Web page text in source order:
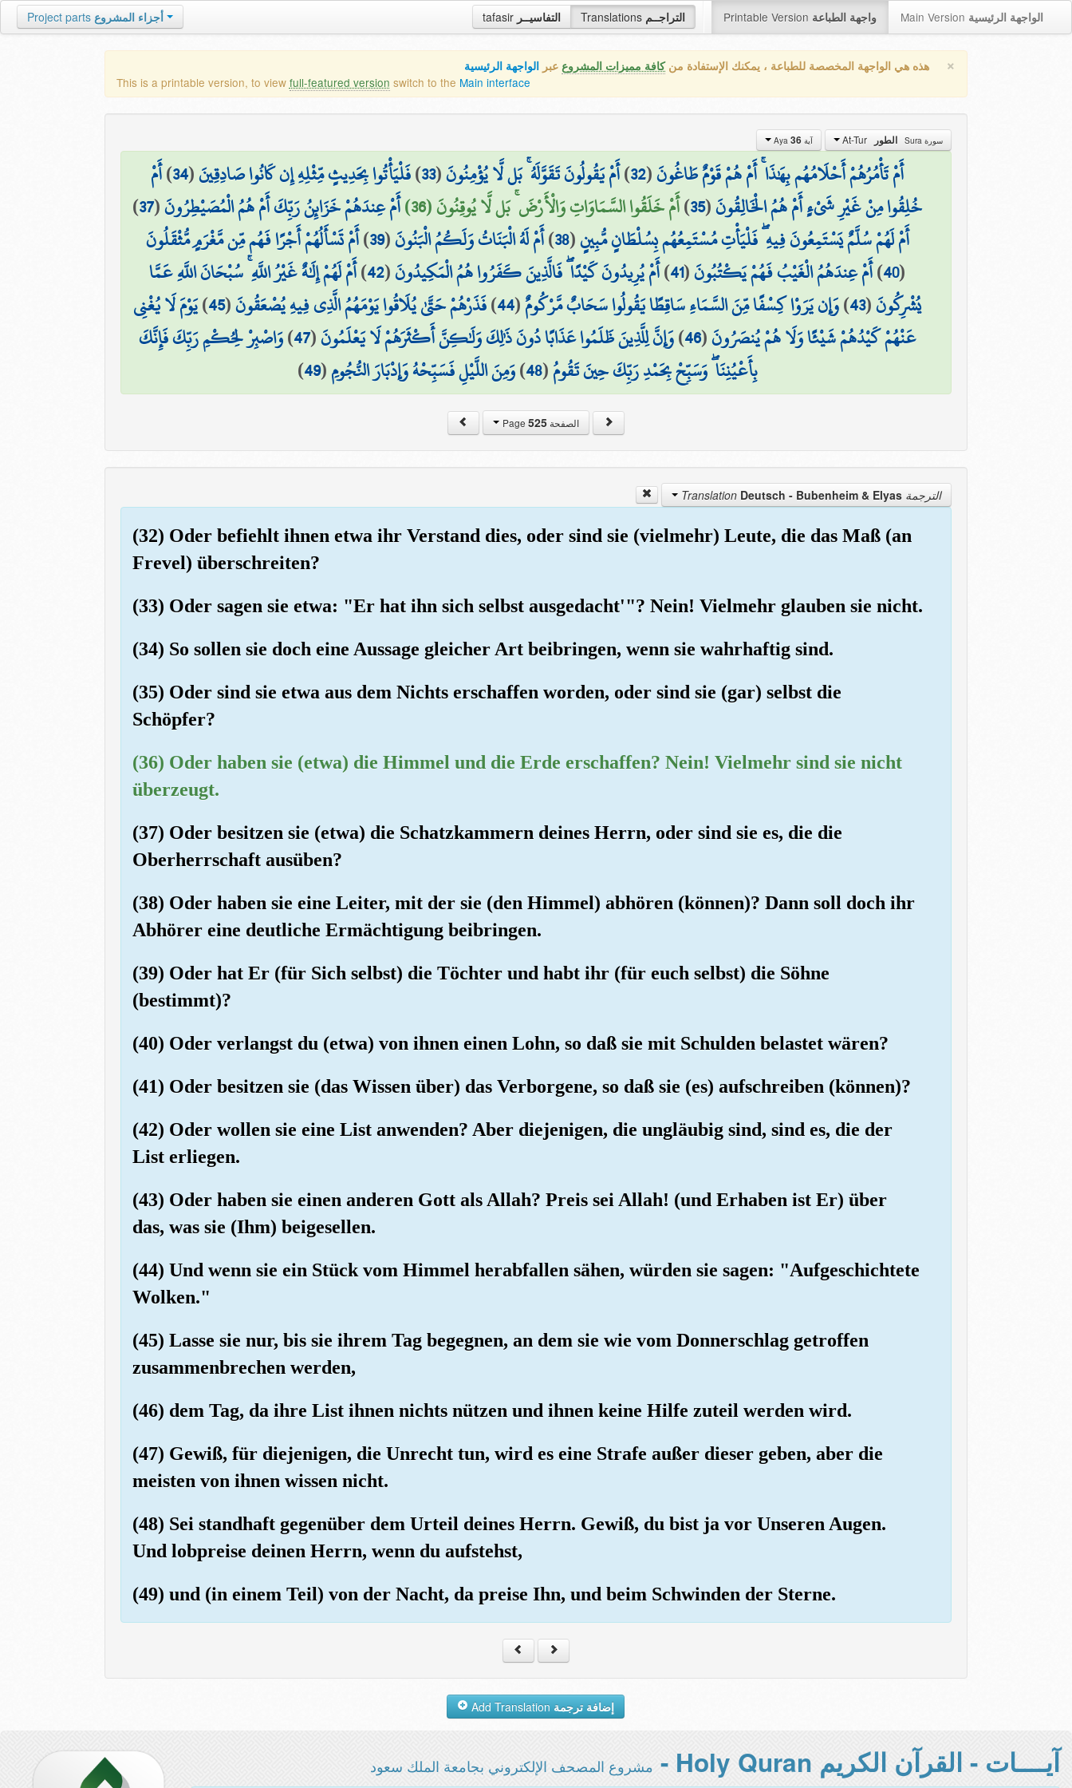
tafasir التفاسيــر Translations التراجــم Printable Version واجهة الطباعة Main Version الواجهة الرئيسية Project parts أجزاء المشروع
× هذه هي الواجهة المخصصة للطباعة ، يمكنك الإستفادة منكافة مميزات المشروع عبر الواجهة الرئيسية
This is a printable version, to view full-featured version switch to the Main interface
سورة Sura الطور آية Aya 36
أَمْ تَأْمُرُهُمْ أَحْلَامُهُم بِهَٰذَا ۚ أَمْ هُمْ قَوْمٌ طَاغُونَ(
32
)أَمْ يَقُولُونَ تَقَوَّلَهُ ۚ بَل لَّا يُؤْمِنُونَ(
33
)فَلْيَأْتُوا بِحَدِيثٍ مِّثْلِهِ إِن كَانُوا صَادِقِينَ(
34
)أَمْ
خُلِقُوا مِنْ غَيْرِ شَيْءٍ أَمْ هُمُ الْخَالِقُونَ(
35
)أَمْ خَلَقُوا السَّمَاوَاتِ وَالْأَرْضَ ۚ بَل لَّا يُوقِنُونَ (36) أَمْ عِندَهُمْ خَزَائِنُ رَبِّكَ أَمْ هُمُ الْمُصَيْطِرُونَ(
37
)
أَمْ لَهُمْ سُلَّمٌ يَسْتَمِعُونَ فِيهِ ۖ فَلْيَأْتِ مُسْتَمِعُهُم بِسُلْطَانٍ مُّبِينٍ(
38
)أَمْ لَهُ الْبَنَاتُ وَلَكُمُ الْبَنُونَ(
39
)أَمْ تَسْأَلُهُمْ أَجْرًا فَهُم مِّن مَّغْرَمٍ مُّثْقَلُونَ
(
40
)أَمْ عِندَهُمُ الْغَيْبُ فَهُمْ يَكْتُبُونَ(
41
)أَمْ يُرِيدُونَ كَيْدًا ۖ فَالَّذِينَ كَفَرُوا هُمُ الْمَكِيدُونَ(
42
)أَمْ لَهُمْ إِلَٰهٌ غَيْرُ اللَّهِ ۚ سُبْحَانَ اللَّهِ عَمَّا
يُشْرِكُونَ(
43
)وَإِن يَرَوْا كِسْفًا مِّنَ السَّمَاءِ سَاقِطًا يَقُولُوا سَحَابٌ مَّرْكُومٌ(
44
)فَذَرْهُمْ حَتَّىٰ يُلَاقُوا يَوْمَهُمُ الَّذِي فِيهِ يُصْعَقُونَ(
45
)يَوْمَ لَا يُغْنِي
عَنْهُمْ كَيْدُهُمْ شَيْئًا وَلَا هُمْ يُنصَرُونَ(
46
)وَإِنَّ لِلَّذِينَ ظَلَمُوا عَذَابًا دُونَ ذَٰلِكَ وَلَٰكِنَّ أَكْثَرَهُمْ لَا يَعْلَمُونَ(
47
)وَاصْبِرْ لِحُكْمِ رَبِّكَ فَإِنَّكَ
بِأَعْيُنِنَا ۖ وَسَبِّحْ بِحَمْدِ رَبِّكَ حِينَ تَقُومُ(
48
)وَمِنَ اللَّيْلِ فَسَبِّحْهُ وَإِدْبَارَ النُّجُومِ(
49
)
الصفحة Page525
الترجمة Translation Deutsch - Bubenheim & Elyas
(32) Oder befiehlt ihnen etwa ihr Verstand dies, oder sind sie (vielmehr) Leute, die das Maß (an
Frevel) überschreiten?
(33) Oder sagen sie etwa: "Er hat ihn sich selbst ausgedacht'"? Nein! Vielmehr glauben sie nicht.
(34) So sollen sie doch eine Aussage gleicher Art beibringen, wenn sie wahrhaftig sind.
(35) Oder sind sie etwa aus dem Nichts erschaffen worden, oder sind sie (gar) selbst die
Schöpfer?
(36) Oder haben sie (etwa) die Himmel und die Erde erschaffen? Nein! Vielmehr sind sie nicht
überzeugt.
(37) Oder besitzen sie (etwa) die Schatzkammern deines Herrn, oder sind sie es, die die
Oberherrschaft ausüben?
(38) Oder haben sie eine Leiter, mit der sie (den Himmel) abhören (können)? Dann soll doch ihr
Abhörer eine deutliche Ermächtigung beibringen.
(39) Oder hat Er (für Sich selbst) die Töchter und habt ihr (für euch selbst) die Söhne
(bestimmt)?
(40) Oder verlangst du (etwa) von ihnen einen Lohn, so daß sie mit Schulden belastet wären?
(41) Oder besitzen sie (das Wissen über) das Verborgene, so daß sie (es) aufschreiben (können)?
(42) Oder wollen sie eine List anwenden? Aber diejenigen, die ungläubig sind, sind es, die der
List erliegen.
(43) Oder haben sie einen anderen Gott als Allah? Preis sei Allah! (und Erhaben ist Er) über
das, was sie (Ihm) beigesellen.
(44) Und wenn sie ein Stück vom Himmel herabfallen sähen, würden sie sagen: "Aufgeschichtete
Wolken."
(45) Lasse sie nur, bis sie ihrem Tag begegnen, an dem sie wie vom Donnerschlag getroffen
zusammenbrechen werden,
(46) dem Tag, da ihre List ihnen nichts nützen und ihnen keine Hilfe zuteil werden wird.
(47) Gewiß, für diejenigen, die Unrecht tun, wird es eine Strafe außer dieser geben, aber die
meisten von ihnen wissen nicht.
(48) Sei standhaft gegenüber dem Urteil deines Herrn. Gewiß, du bist ja vor Unseren Augen.
Und lobpreise deinen Herrn, wenn du aufstehst,
(49) und (in einem Teil) von der Nacht, da preise Ihn, und beim Schwinden der Sterne.
إضافة ترجمة
آيــــات - القرآن الكريم Holy Quran - مشروع المصحف الإلكتروني بجامعة الملك سعود